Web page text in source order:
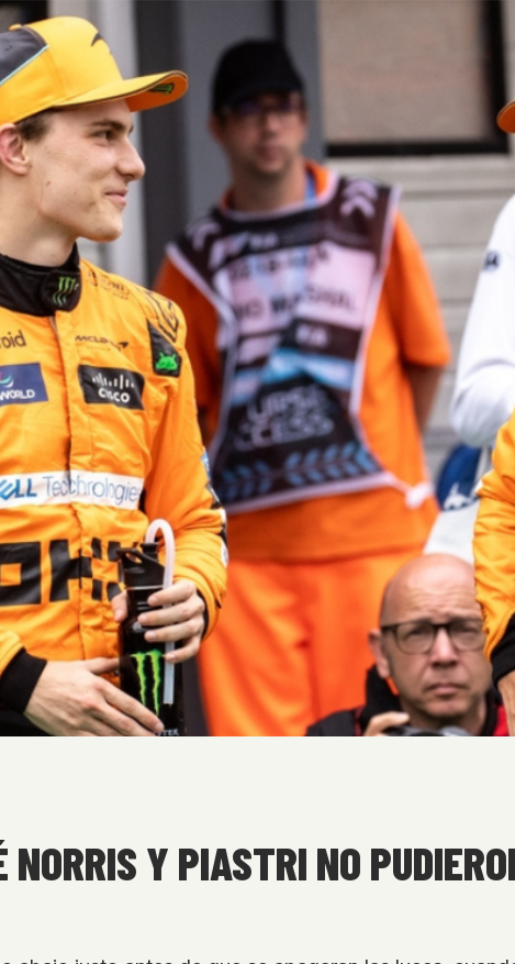
NORRIS Y PIASTRI NO